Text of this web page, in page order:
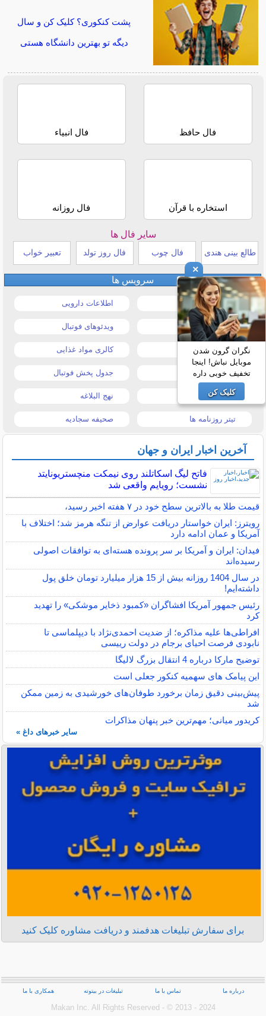
پشت کنکوری؟ کلیک کن و سال
دیگه تو بهترین دانشگاه هستی
فال حافظ فال انبیاء
استخاره با قرآن فال روزانه
سایر فال ها
طالع بینی هندی فال چوب فال روز تولد تعبیر خواب
سرویس ها
قیمت خودرو اطلاعات دارویی
قیمت طلا و سکه ویدئوهای فوتبال
قیمت دلار کالری مواد غذایی
قیمت موبایل جدول پخش فوتبال
قیمت تبلت نهج البلاغه
تیتر روزنامه ها صحیفه سجادیه
آخرین اخبار ایران و جهان
فاتح لیگ اسکاتلند روی نیمکت منچستریونایتد
نشست؛ رویایم واقعی شد
قیمت طلا به بالاترین سطح خود در ۷ هفته اخیر رسید،
رویترز: ایران خواستار دریافت عوارض از تنگه هرمز شد؛ اختلاف با
آمریکا و عمان ادامه دارد
فیدان: ایران و آمریکا بر سر پرونده هسته‌ای به توافقات اصولی
رسیده‌اند
در سال 1404 روزانه بیش از 15 هزار میلیارد تومان خلق پول
داشته‌ایم!
رئیس جمهور آمریکا افشاگران «کمبود ذخایر موشکی» را تهدید
کرد
افراطی‌ها علیه مذاکره؛ از ضدیت احمدی‌نژاد با دیپلماسی تا
نابودی فرصت احیای برجام در دولت رییسی
توضیح مارکا درباره 4 انتقال بزرگ لالیگا
این پیامک های سهمیه کنکور جعلی است
پیش‌بینی دقیق زمان برخورد طوفان‌های خورشیدی به زمین ممکن
شد
کریدور میانی؛ مهم‌ترین خبر پنهان مذاکرات
سایر خبرهای داغ »
برای سفارش تبلیغات هدفمند و دریافت مشاوره کلیک کنید
×
نگران گرون شدن
موبایل نباش! اینجا
تخفیف خوبی داره
کلیک کن
درباره ما تماس با ما تبلیغات در بیتوته همکاری با ما
Makan Inc.‎ All Rights Reserved - © 2013 - 2024